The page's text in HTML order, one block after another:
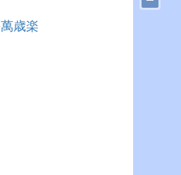
歳楽